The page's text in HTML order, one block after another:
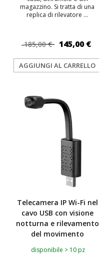
magazzino. Si tratta di una
replica di rilevatore ...
185,00 € 145,00 €
AGGIUNGI AL CARRELLO
Telecamera IP Wi-Fi nel
cavo USB con visione
notturna e rilevamento
del movimento
disponibile > 10 pz